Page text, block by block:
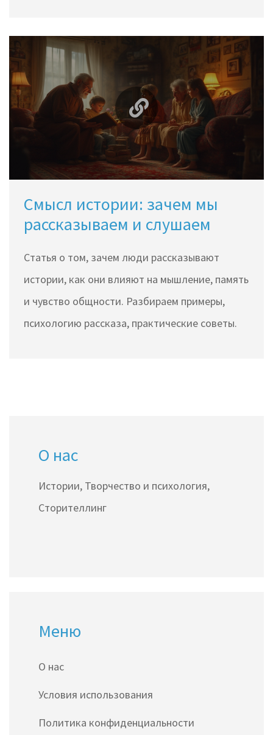
Смысл истории: зачем мы
рассказываем и слушаем
Статья о том, зачем люди рассказывают
истории, как они влияют на мышление, память
и чувство общности. Разбираем примеры,
психологию рассказа, практические советы.
О нас
Истории, Творчество и психология,
Сторителлинг
Меню
О нас
Условия использования
Политика конфиденциальности